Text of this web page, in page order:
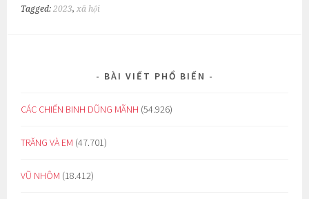
Tagged:2023, xã hội
BÀI VIẾT PHỔ BIẾN
CÁC CHIẾN BINH DŨNG MÃNH (54.926)
TRĂNG VÀ EM (47.701)
VŨ NHÔM (18.412)